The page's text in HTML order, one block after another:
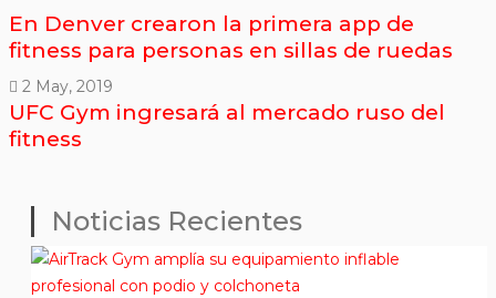
En Denver crearon la primera app de
fitness para personas en sillas de ruedas
2 May, 2019
UFC Gym ingresará al mercado ruso del
fitness
Noticias Recientes